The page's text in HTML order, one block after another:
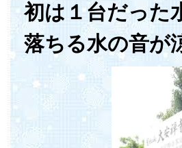
初は１台だった
落ちる水の音が